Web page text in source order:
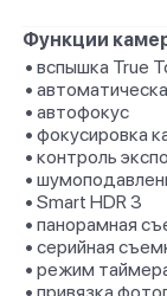
Функции
• вспышка True
•
• автофокус
• фокусировка
• контроль
•
• Smart HDR 3
• панорамная
• серийная
• режим